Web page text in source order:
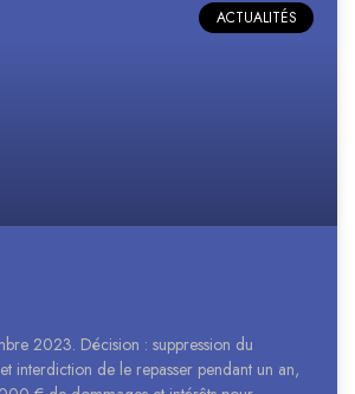
ACTUALITÉS
2023. Décision : suppression du
interdiction de le repasser pendant un an,